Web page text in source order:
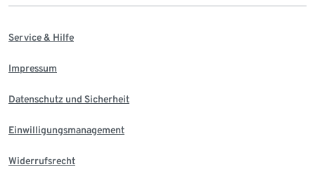
Service & Hilfe
Impressum
Datenschutz und Sicherheit
Einwilligungsmanagement
Widerrufsrecht